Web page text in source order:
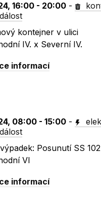
16:00 - 20:00 -
kontejner v ulici
IV. x Severní IV.
informací
08:00 - 15:00 -
Posunutí SS
VI
informací